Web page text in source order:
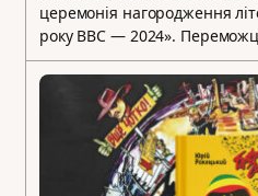
церемонія нагородження
року BBC — 2024».